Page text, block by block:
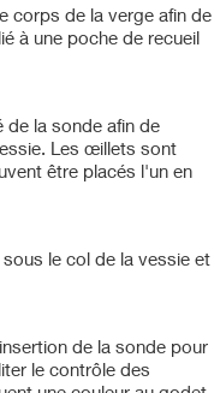
corps de la verge afin de
à une poche de recueil
de la sonde afin de
Les œillets sont
être placés l'un en
le col de la vessie et
de la sonde pour
le contrôle des